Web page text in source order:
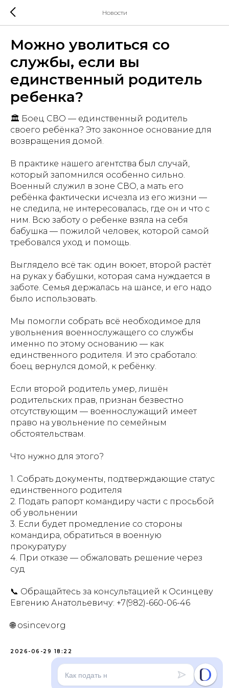
Новости
Можно уволиться со
службы, если вы
единственный родитель
ребенка?
🏛️ Боец СВО — единственный родитель
своего ребёнка? Это законное основание для
возвращения домой.
В практике нашего агентства был случай,
который запомнился особенно сильно.
Военный служил в зоне СВО, а мать его
ребёнка фактически исчезла из его жизни —
не следила, не интересовалась, где он и что с
ним. Всю заботу о ребенке взяла на себя
бабушка — пожилой человек, которой самой
требовался уход и помощь.
Выглядело всё так: один воюет, второй растёт
на руках у бабушки, которая сама нуждается в
заботе. Семья держалась на шансе, и его надо
было использовать.
Мы помогли собрать всё необходимое для
увольнения военнослужащего со службы
именно по этому основанию — как
единственного родителя. И это сработало:
боец вернулся домой, к ребёнку.
Если второй родитель умер, лишён
родительских прав, признан безвестно
отсутствующим — военнослужащий имеет
право на увольнение по семейным
обстоятельствам.
Что нужно для этого?
1. Собрать документы, подтверждающие статус
единственного родителя
2. Подать рапорт командиру части с просьбой
об увольнении
3. Если будет промедление со стороны
командира, обратиться в военную
прокуратуру
4. При отказе — обжаловать решение через
суд
📞 Обращайтесь за консультацией к Осинцеву
Евгению Анатольевичу: +7(982)-660-06-46
🌐 osincev.org
2026-06-29 18:22